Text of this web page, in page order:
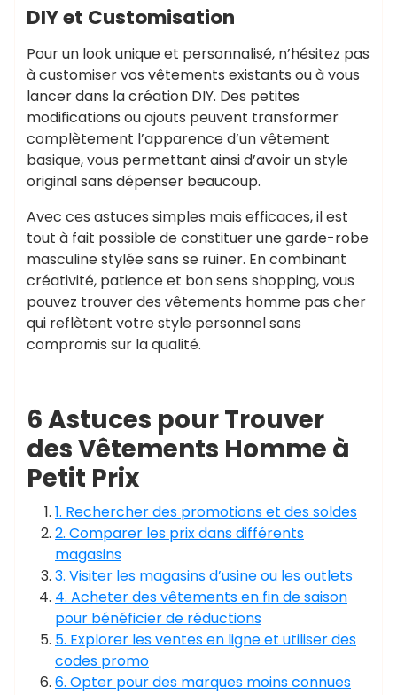
DIY et Customisation
Pour un look unique et personnalisé, n’hésitez pas
à customiser vos vêtements existants ou à vous
lancer dans la création DIY. Des petites
modifications ou ajouts peuvent transformer
complètement l’apparence d’un vêtement
basique, vous permettant ainsi d’avoir un style
original sans dépenser beaucoup.
Avec ces astuces simples mais efficaces, il est
tout à fait possible de constituer une garde-robe
masculine stylée sans se ruiner. En combinant
créativité, patience et bon sens shopping, vous
pouvez trouver des vêtements homme pas cher
qui reflètent votre style personnel sans
compromis sur la qualité.
6 Astuces pour Trouver
des Vêtements Homme à
Petit Prix
1. Rechercher des promotions et des soldes
2. Comparer les prix dans différents
magasins
3. Visiter les magasins d’usine ou les outlets
4. Acheter des vêtements en fin de saison
pour bénéficier de réductions
5. Explorer les ventes en ligne et utiliser des
codes promo
6. Opter pour des marques moins connues